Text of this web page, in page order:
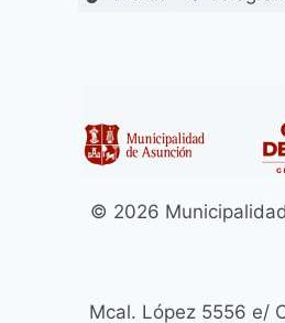
© 2026
Mcal. López 5556 e/